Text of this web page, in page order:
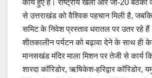
कार्य हुए हैं। राष्ट्रीय खेलों और जी-20
से उत्तराखंड को वैश्विक पहचान मिली है,
समिट के निवेश प्रस्ताव धरातल पर उतर रहे
शीतकालीन पर्यटन को बढ़ावा देने के साथ ही
मानसखंड मंदिर माला मिशन पर तेजी से कार्य
शारदा कॉरिडोर, ऋषिकेश-हरिद्वार कॉरिडोर,